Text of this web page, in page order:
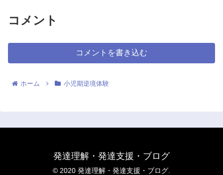
コメント
コメントを書き込む
ホーム 小児期逆境体験
発達理解・発達支援・ブログ
© 2020 発達理解・発達支援・ブログ.